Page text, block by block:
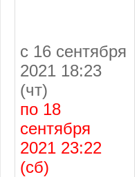
с 16 сентября
2021 18:23
(чт)
по 18
сентября
2021 23:22
(сб)